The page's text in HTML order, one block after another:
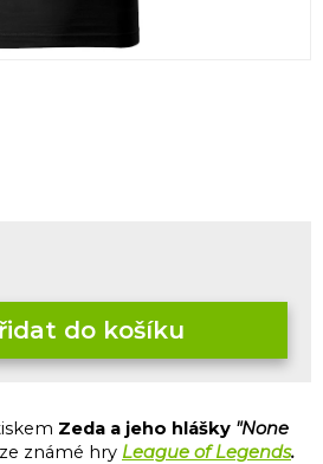
do košíku
Zeda a jeho hlášky "None
známé hry League of Legends.